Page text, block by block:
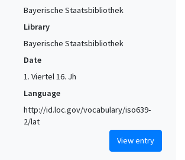
Bayerische Staatsbibliothek
Library
Bayerische Staatsbibliothek
Date
1. Viertel 16. Jh
Language
http://id.loc.gov/vocabulary/iso639-
2/lat
View entry